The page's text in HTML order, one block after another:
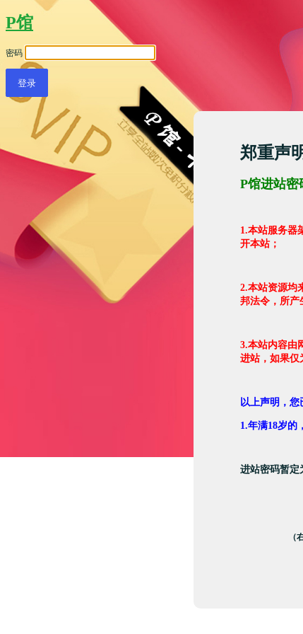
P馆
密码
郑重声
P馆进站密
1.本站服务器
开本站；
2.本站资源均
邦法令，所产
3.本站内容由
进站，如果仅
以上声明，
1.年满18岁的
进站密码暂定
（